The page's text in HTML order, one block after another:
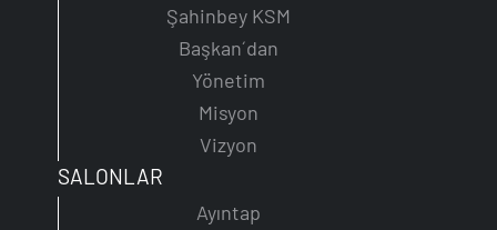
Şahinbey KSM
Başkan´dan
Yönetim
Misyon
Vizyon
SALONLAR
Ayıntap